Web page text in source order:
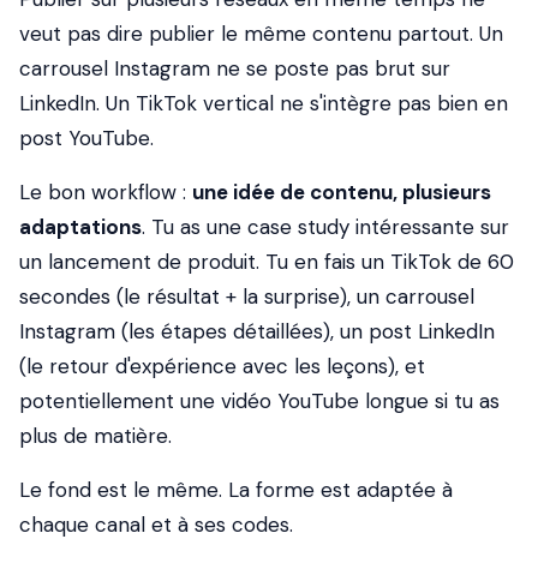
veut pas dire publier le même contenu partout. Un
carrousel Instagram ne se poste pas brut sur
LinkedIn. Un TikTok vertical ne s'intègre pas bien en
post YouTube.
Le bon workflow : une idée de contenu, plusieurs
adaptations. Tu as une case study intéressante sur
un lancement de produit. Tu en fais un TikTok de 60
secondes (le résultat + la surprise), un carrousel
Instagram (les étapes détaillées), un post LinkedIn
(le retour d'expérience avec les leçons), et
potentiellement une vidéo YouTube longue si tu as
plus de matière.
Le fond est le même. La forme est adaptée à
chaque canal et à ses codes.